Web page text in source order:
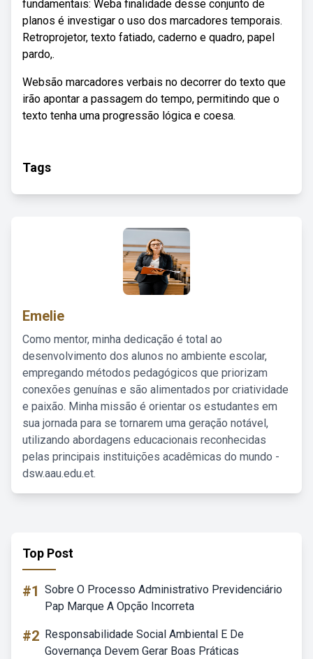
fundamentais: Weba finalidade desse conjunto de
planos é investigar o uso dos marcadores temporais.
Retroprojetor, texto fatiado, caderno e quadro, papel
pardo,.
Websão marcadores verbais no decorrer do texto que
irão apontar a passagem do tempo, permitindo que o
texto tenha uma progressão lógica e coesa.
Tags
Emelie
Como mentor, minha dedicação é total ao
desenvolvimento dos alunos no ambiente escolar,
empregando métodos pedagógicos que priorizam
conexões genuínas e são alimentados por criatividade
e paixão. Minha missão é orientar os estudantes em
sua jornada para se tornarem uma geração notável,
utilizando abordagens educacionais reconhecidas
pelas principais instituições acadêmicas do mundo -
dsw.aau.edu.et.
Top Post
#1 Sobre O Processo Administrativo Previdenciário
Pap Marque A Opção Incorreta
#2 Responsabilidade Social Ambiental E De
Governança Devem Gerar Boas Práticas